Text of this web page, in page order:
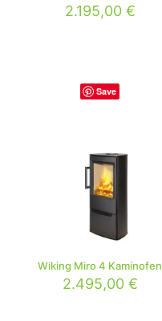
2.195,00 €
Save
Wiking Miro 4 Kaminofen
2.495,00 €